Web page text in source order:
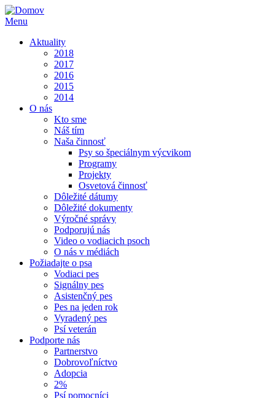
Menu
Aktuality
2018
2017
2016
2015
2014
O nás
Kto sme
Náš tím
Naša činnosť
Psy so špeciálnym výcvikom
Programy
Projekty
Osvetová činnosť
Dôležité dátumy
Dôležité dokumenty
Výročné správy
Podporujú nás
Video o vodiacich psoch
O nás v médiách
Požiadajte o psa
Vodiaci pes
Signálny pes
Asistenčný pes
Pes na jeden rok
Vyradený pes
Psí veterán
Podporte nás
Partnerstvo
Dobrovoľníctvo
Adopcia
2%
Psí pomocníci